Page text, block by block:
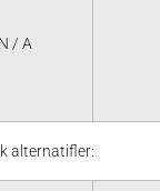
N / A
alternatifler: